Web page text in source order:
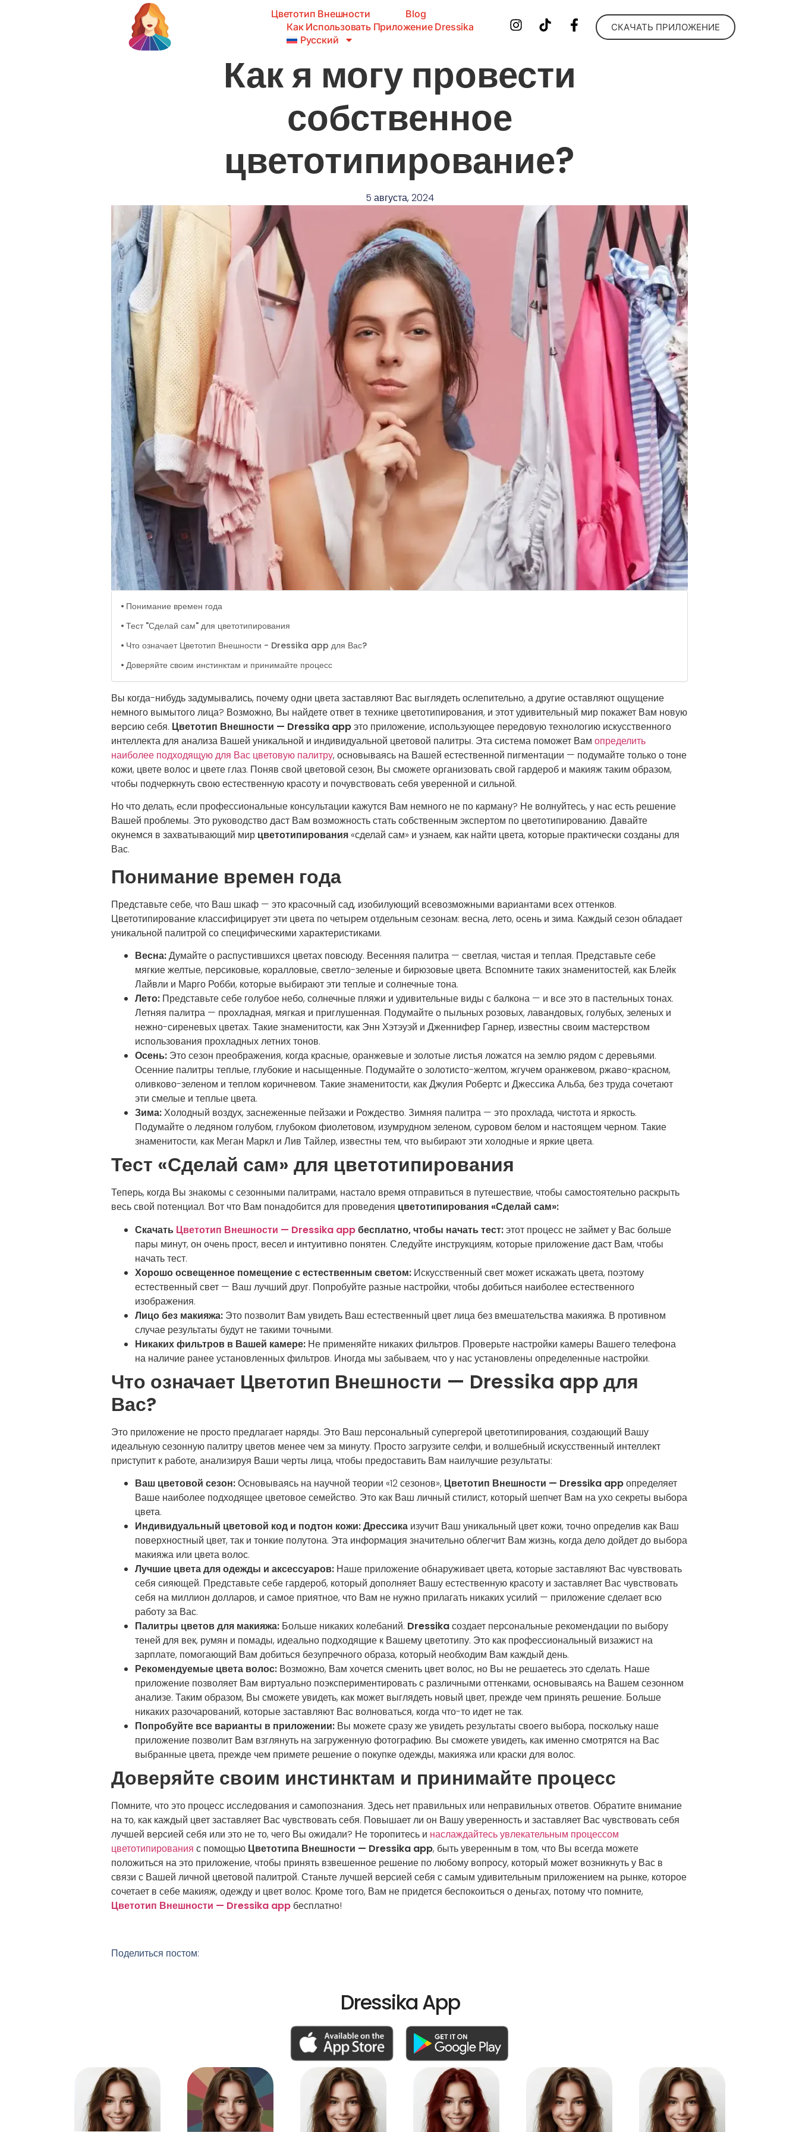
Цветотип Внешности
Blog
Как Использовать Приложение Dressika
Русский
СКАЧАТЬ ПРИЛОЖЕНИЕ
Как я могу провести
собственное
цветотипирование?
5 августа, 2024
Понимание времен года
Тест "Сделай сам" для цветотипирования
Что означает Цветотип Внешности - Dressika app для Вас?
Доверяйте своим инстинктам и принимайте процесс
Вы когда-нибудь задумывались, почему одни цвета заставляют Вас выглядеть ослепительно, а другие оставляют ощущение
немного вымытого лица? Возможно, Вы найдете ответ в технике цветотипирования, и этот удивительный мир покажет Вам новую
версию себя. Цветотип Внешности — Dressika appэто приложение, использующее передовую технологию искусственного
интеллекта для анализа Вашей уникальной и индивидуальной цветовой палитры. Эта система поможет Вам определить
наиболее подходящую для Вас цветовую палитру, основываясь на Вашей естественной пигментации — подумайте только о тоне
кожи, цвете волос и цвете глаз. Поняв свой цветовой сезон, Вы сможете организовать свой гардероб и макияж таким образом,
чтобы подчеркнуть свою естественную красоту и почувствовать себя уверенной и сильной.
Но что делать, если профессиональные консультации кажутся Вам немного не по карману? Не волнуйтесь, у нас есть решение
Вашей проблемы. Это руководство даст Вам возможность стать собственным экспертом по цветотипированию. Давайте
окунемся в захватывающий мир цветотипирования «сделай сам» и узнаем, как найти цвета, которые практически созданы для
Вас.
Понимание времен года
Представьте себе, что Ваш шкаф — это красочный сад, изобилующий всевозможными вариантами всех оттенков.
Цветотипирование классифицирует эти цвета по четырем отдельным сезонам: весна, лето, осень и зима. Каждый сезон обладает
уникальной палитрой со специфическими характеристиками.
Весна:Думайте о распустившихся цветах повсюду. Весенняя палитра — светлая, чистая и теплая. Представьте себе
мягкие желтые, персиковые, коралловые, светло-зеленые и бирюзовые цвета. Вспомните таких знаменитостей, как Блейк
Лайвли и Марго Робби, которые выбирают эти теплые и солнечные тона.
Лето: Представьте себе голубое небо, солнечные пляжи и удивительные виды с балкона — и все это в пастельных тонах.
Летняя палитра — прохладная, мягкая и приглушенная. Подумайте о пыльных розовых, лавандовых, голубых, зеленых и
нежно-сиреневых цветах. Такие знаменитости, как Энн Хэтэуэй и Дженнифер Гарнер, известны своим мастерством
использования прохладных летних тонов.
Осень: Это сезон преображения, когда красные, оранжевые и золотые листья ложатся на землю рядом с деревьями.
Осенние палитры теплые, глубокие и насыщенные. Подумайте о золотисто-желтом, жгучем оранжевом, ржаво-красном,
оливково-зеленом и теплом коричневом. Такие знаменитости, как Джулия Робертс и Джессика Альба, без труда сочетают
эти смелые и теплые цвета.
Зима:Холодный воздух, заснеженные пейзажи и Рождество. Зимняя палитра — это прохлада, чистота и яркость.
Подумайте о ледяном голубом, глубоком фиолетовом, изумрудном зеленом, суровом белом и настоящем черном. Такие
знаменитости, как Меган Маркл и Лив Тайлер, известны тем, что выбирают эти холодные и яркие цвета.
Тест «Сделай сам» для цветотипирования
Теперь, когда Вы знакомы с сезонными палитрами, настало время отправиться в путешествие, чтобы самостоятельно раскрыть
весь свой потенциал. Вот что Вам понадобится для проведения цветотипирования «Сделай сам»:
Скачать Цветотип Внешности — Dressika appбесплатно, чтобы начать тест:этот процесс не займет у Вас больше
пары минут, он очень прост, весел и интуитивно понятен. Следуйте инструкциям, которые приложение даст Вам, чтобы
начать тест.
Хорошо освещенное помещение с естественным светом: Искусственный свет может искажать цвета, поэтому
естественный свет — Ваш лучший друг. Попробуйте разные настройки, чтобы добиться наиболее естественного
изображения.
Лицо без макияжа: Это позволит Вам увидеть Ваш естественный цвет лица без вмешательства макияжа. В противном
случае результаты будут не такими точными.
Никаких фильтров в Вашей камере: Не применяйте никаких фильтров. Проверьте настройки камеры Вашего телефона
на наличие ранее установленных фильтров. Иногда мы забываем, что у нас установлены определенные настройки.
Что означает Цветотип Внешности — Dressika app для
Вас?
Это приложение не просто предлагает наряды. Это Ваш персональный супергерой цветотипирования, создающий Вашу
идеальную сезонную палитру цветов менее чем за минуту. Просто загрузите селфи, и волшебный искусственный интеллект
приступит к работе, анализируя Ваши черты лица, чтобы предоставить Вам наилучшие результаты:
Ваш цветовой сезон:Основываясь на научной теории «12 сезонов», Цветотип Внешности — Dressika appопределяет
Ваше наиболее подходящее цветовое семейство. Это как Ваш личный стилист, который шепчет Вам на ухо секреты выбора
цвета.
Индивидуальный цветовой код и подтон кожи:Дрессика изучит Ваш уникальный цвет кожи, точно определив как Ваш
поверхностный цвет, так и тонкие полутона. Эта информация значительно облегчит Вам жизнь, когда дело дойдет до выбора
макияжа или цвета волос.
Лучшие цвета для одежды и аксессуаров: Наше приложение обнаруживает цвета, которые заставляют Вас чувствовать
себя сияющей. Представьте себе гардероб, который дополняет Вашу естественную красоту и заставляет Вас чувствовать
себя на миллион долларов, и самое приятное, что Вам не нужно прилагать никаких усилий — приложение сделает всю
работу за Вас.
Палитры цветов для макияжа: Больше никаких колебаний. Dressikaсоздает персональные рекомендации по выбору
теней для век, румян и помады, идеально подходящие к Вашему цветотипу. Это как профессиональный визажист на
зарплате, помогающий Вам добиться безупречного образа, который необходим Вам каждый день.
Рекомендуемые цвета волос: Возможно, Вам хочется сменить цвет волос, но Вы не решаетесь это сделать. Наше
приложение позволяет Вам виртуально поэкспериментировать с различными оттенками, основываясь на Вашем сезонном
анализе. Таким образом, Вы сможете увидеть, как может выглядеть новый цвет, прежде чем принять решение. Больше
никаких разочарований, которые заставляют Вас волноваться, когда что-то идет не так.
Попробуйте все варианты в приложении: Вы можете сразу же увидеть результаты своего выбора, поскольку наше
приложение позволит Вам взглянуть на загруженную фотографию. Вы сможете увидеть, как именно смотрятся на Вас
выбранные цвета, прежде чем примете решение о покупке одежды, макияжа или краски для волос.
Доверяйте своим инстинктам и принимайте процесс
Помните, что это процесс исследования и самопознания. Здесь нет правильных или неправильных ответов. Обратите внимание
на то, как каждый цвет заставляет Вас чувствовать себя. Повышает ли он Вашу уверенность и заставляет Вас чувствовать себя
лучшей версией себя или это не то, чего Вы ожидали? Не торопитесь и наслаждайтесь увлекательным процессом
цветотипирования с помощью Цветотипа Внешности — Dressika app, быть уверенным в том, что Вы всегда можете
положиться на это приложение, чтобы принять взвешенное решение по любому вопросу, который может возникнуть у Вас в
связи с Вашей личной цветовой палитрой. Станьте лучшей версией себя с самым удивительным приложением на рынке, которое
сочетает в себе макияж, одежду и цвет волос. Кроме того, Вам не придется беспокоиться о деньгах, потому что помните,
Цветотип Внешности — Dressika app бесплатно!
Поделиться постом:
Dressika App